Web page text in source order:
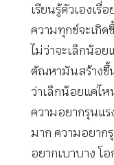
เรียนรู้ตัวเองเรื่
ความทุกข์จะเกิ
ไม่ว่าจะเล็กน้อ
ตัณหามันสร้างขึ้
ว่าเล็กน้อยแค่ไ
ความอยากรุนแ
มาก ความอยาก
อยากเบาบาง โ